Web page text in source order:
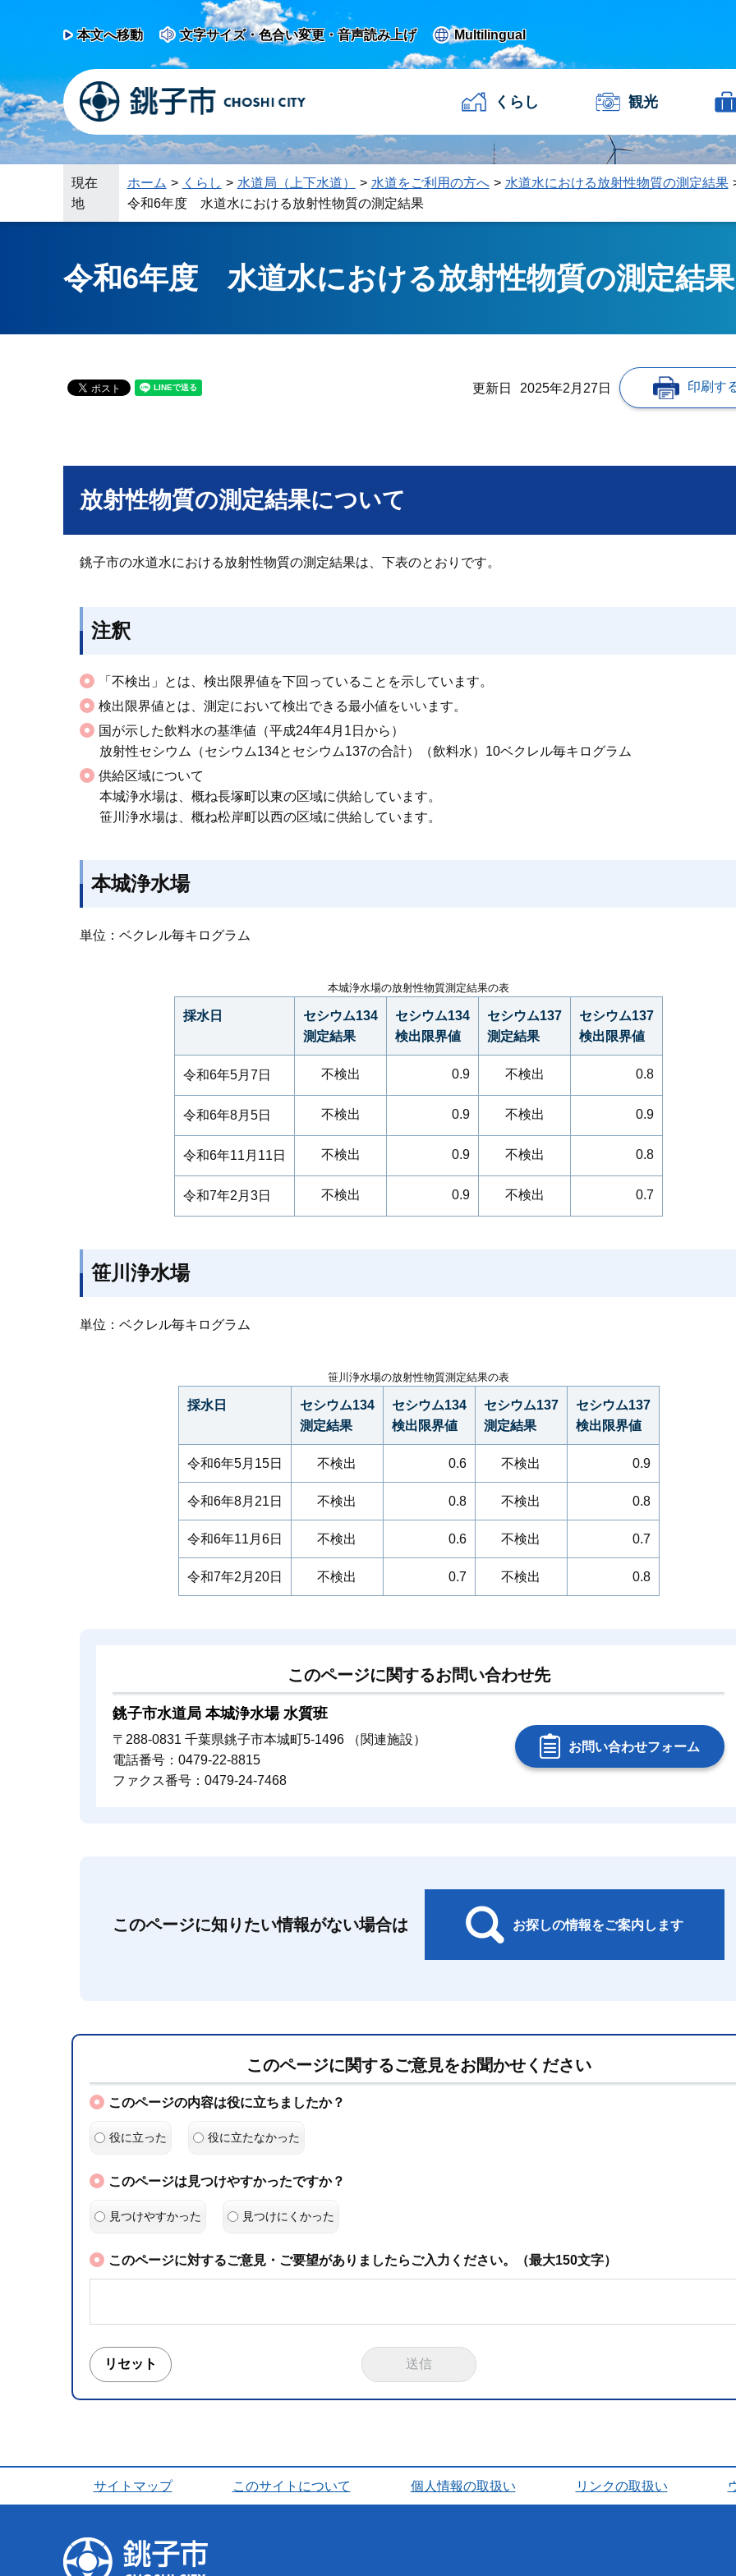
本文へ移動 文字サイズ・色合い変更・音声読み上げ Multilingual
くらし 観光
現在
地
ホーム くらし 水道局（上下水道） 水道をご利用の方へ
水道水における放射性物質の測定結果
令和6年度 水道水における放射性物質の測定結果
令和6年度 水道水における放射性物質の測定結果
更新日 2025年2月27日 印刷す
放射性物質の測定結果について
銚子市の水道水における放射性物質の測定結果は、下表のとおりです。
注釈
「不検出」とは、検出限界値を下回っていることを示しています。
検出限界値とは、測定において検出できる最小値をいいます。
国が示した飲料水の基準値（平成24年4月1日から）
放射性セシウム（セシウム134とセシウム137の合計）（飲料水）10ベクレル毎キログラム
供給区域について
本城浄水場は、概ね長塚町以東の区域に供給しています。
笹川浄水場は、概ね松岸町以西の区域に供給しています。
本城浄水場
単位：ベクレル毎キログラム
本城浄水場の放射性物質測定結果の表
採水日
セシウム134
測定結果
セシウム134
検出限界値
セシウム137
測定結果
セシウム137
検出限界値
令和6年5月7日 不検出 0.9 不検出 0.8
令和6年8月5日 不検出 0.9 不検出 0.9
令和6年11月11日 不検出 0.9 不検出 0.8
令和7年2月3日 不検出 0.9 不検出 0.7
笹川浄水場
単位：ベクレル毎キログラム
笹川浄水場の放射性物質測定結果の表
採水日
セシウム134
測定結果
セシウム134
検出限界値
セシウム137
測定結果
セシウム137
検出限界値
令和6年5月15日 不検出 0.6 不検出 0.9
令和6年8月21日 不検出 0.8 不検出 0.8
令和6年11月6日 不検出 0.6 不検出 0.7
令和7年2月20日 不検出 0.7 不検出 0.8
このページに関するお問い合わせ先
銚子市水道局 本城浄水場 水質班
〒288-0831 千葉県銚子市本城町5-1496 （関連施設）
電話番号：0479-22-8815
ファクス番号：0479-24-7468
お問い合わせフォーム
このページに知りたい情報がない場合は お探しの情報をご案内します
このページに関するご意見をお聞かせください
このページの内容は役に立ちましたか？
役に立った 役に立たなかった
このページは見つけやすかったですか？
見つけやすかった 見つけにくかった
このページに対するご意見・ご要望がありましたらご入力ください。（最大150文字）
サイトマップ このサイトについて 個人情報の取扱い リンクの取扱い